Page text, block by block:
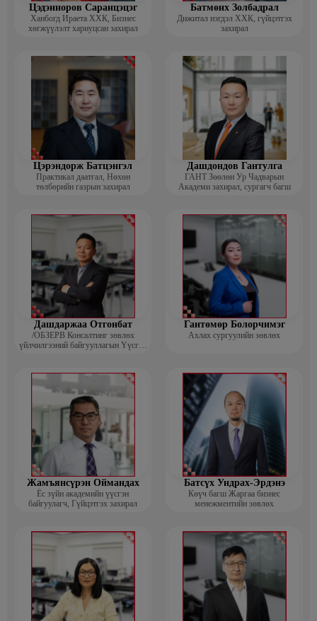
Цэдэнноров Саранцэцэг
Ханбогд Ираета ХХК, Бизнес
хөгжүүлэлт хариуцсан захирал
Батмөнх Золбадрал
Дижитал нэгдэл ХХК, гүйцэтгэх
захирал
Цэрэндорж Батцэнгэл
Практикал даатгал, Нөхөн
төлбөрийн газрын захирал
Дашдондов Гантулга
ГАНТ Зөөлөн Ур Чадварын
Академи захирал, сургагч багш
Дашдаржаа Отгонбат
/ОБЗЕРВ Консалтинг зөвлөх
үйлчилгээний байгууллагын Үүсгэн
Гантөмөр Болорчимэг
Ахлах сургуулийн зөвлөх
Жамъянсүрэн Оймандах
Ёс зүйн академийн үүсгэн
байгуулагч, Гүйцэтгэх захирал
Батсүх Ундрах-Эрдэнэ
Көүч багш Жаргаа бизнес
менежментийн зөвлөх